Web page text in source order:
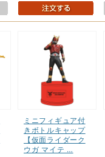
ミニフィギュア付
きボトルキャップ
【仮面ライダーク
ウガ マイテ …